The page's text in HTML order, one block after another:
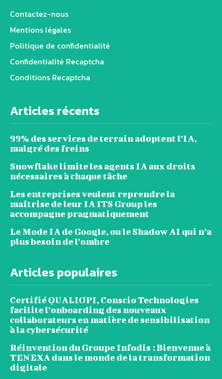
Contactez-nous
Mentions légales
Politique de confidentialité
Confidentialité Recaptcha
Conditions Recaptcha
Articles récents
99% des services de terrain adoptent l’IA,
malgré des freins
Snowflake limite les agents IA aux droits
nécessaires à chaque tâche
Les entreprises veulent reprendre la
maîtrise de leur IA ITS Group les
accompagne pragmatiquement
Le Mode IA de Google, ou le Shadow AI qui n’a
plus besoin de l’ombre
Articles populaires
Certifié QUALIOPI, Conscio Technologies
facilite l’onboarding des nouveaux
collaborateurs en matière de sensibilisation
à la cybersécurité
Réinvention du Groupe Infodis : Bienvenue à
TENEXA dans le monde de la transformation
digitale